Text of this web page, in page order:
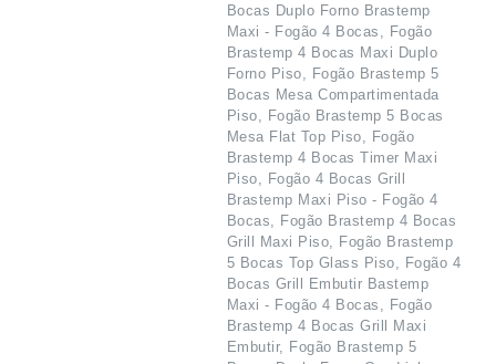
Bocas Duplo Forno Brastemp
Maxi - Fogão 4 Bocas, Fogão
Brastemp 4 Bocas Maxi Duplo
Forno Piso, Fogão Brastemp 5
Bocas Mesa Compartimentada
Piso, Fogão Brastemp 5 Bocas
Mesa Flat Top Piso, Fogão
Brastemp 4 Bocas Timer Maxi
Piso, Fogão 4 Bocas Grill
Brastemp Maxi Piso - Fogão 4
Bocas, Fogão Brastemp 4 Bocas
Grill Maxi Piso, Fogão Brastemp
5 Bocas Top Glass Piso, Fogão 4
Bocas Grill Embutir Bastemp
Maxi - Fogão 4 Bocas, Fogão
Brastemp 4 Bocas Grill Maxi
Embutir, Fogão Brastemp 5